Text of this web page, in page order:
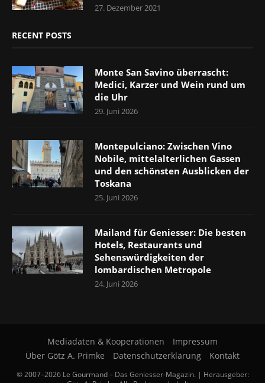
27. Dezember 2021
RECENT POSTS
Monte San Savino überrascht:
Medici, Karzer und Wein rund um
die Uhr
29. Juni 2026
Montepulciano: Zwischen Vino
Nobile, mittelalterlichen Gassen
und den schönsten Ausblicken der
Toskana
25. Juni 2026
Mailand für Geniesser: Die besten
Hotels, Restaurants und
Sehenswürdigkeiten der
lombardischen Metropole
24. Juni 2026
Mediadaten & Kooperationen
Impressum
Über Götz A. Primke
Datenschutzerklärung Kontakt
© 2007–2026 Le Gourmand – Das Geniesser-Magazin. | Herausgeber: